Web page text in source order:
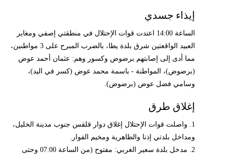
إيذاء جسدي
الساعة 14:00 اعتدت قوات الإحتلال في منطقتي إصفي ومغاير
العبيد الواقعتين شرق بلدة يطا، بالضرب المبرح على 3 مواطنين،
مما أدى إلى إصابتهم برضوض وكسور وهم: عثمان أحمد عوض
(برضوض)، المواطنة - باسمة محمد عوض (كسر في اليد)،
وسامي فضل عوض (برضوض).
إغلاق طرق
1. واصلت قوات الإحتلال إغلاق دوار قلقس جنوب مدينة الخليل،
ومداخل بلدتي إذنا والظاهرية ومخيم الفوار.
2. مدخل بلدة سعير الغربي: مفتوح (من الساعة 07:00 وحتى